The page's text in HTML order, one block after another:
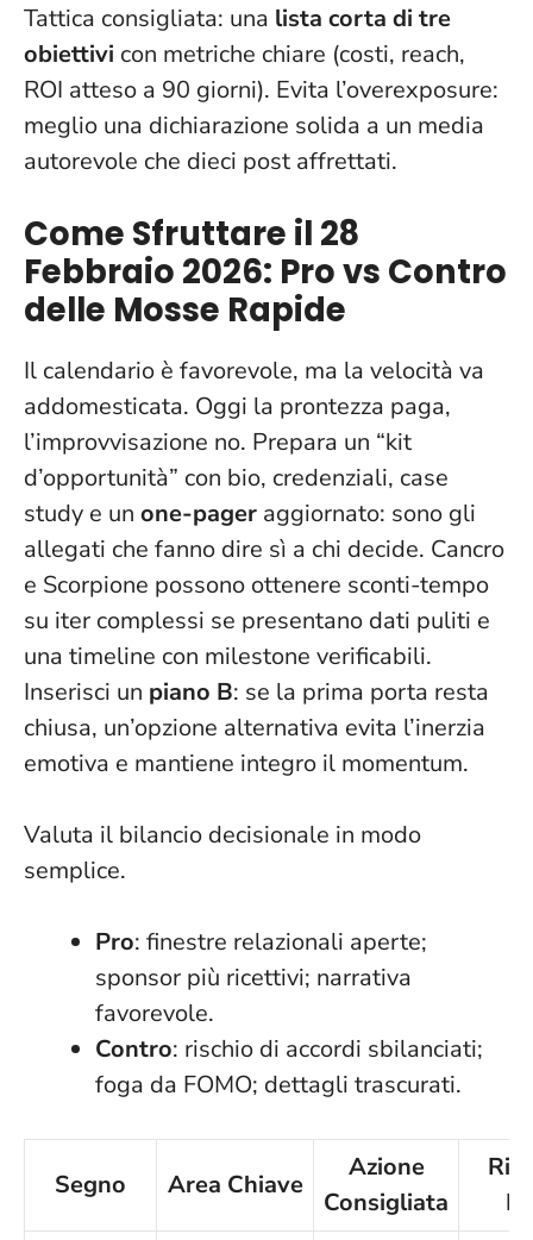
Tattica consigliata: una lista corta di tre
obiettivi con metriche chiare (costi, reach,
ROI atteso a 90 giorni). Evita l’overexposure:
meglio una dichiarazione solida a un media
autorevole che dieci post affrettati.
Come Sfruttare il 28
Febbraio 2026: Pro vs Contro
delle Mosse Rapide
Il calendario è favorevole, ma la velocità va
addomesticata. Oggi la prontezza paga,
l’improvvisazione no. Prepara un “kit
d’opportunità” con bio, credenziali, case
study e un one-pager aggiornato: sono gli
allegati che fanno dire sì a chi decide. Cancro
e Scorpione possono ottenere sconti-tempo
su iter complessi se presentano dati puliti e
una timeline con milestone verificabili.
Inserisci un piano B: se la prima porta resta
chiusa, un’opzione alternativa evita l’inerzia
emotiva e mantiene integro il momentum.
Valuta il bilancio decisionale in modo
semplice.
Pro: finestre relazionali aperte;
sponsor più ricettivi; narrativa
favorevole.
Contro: rischio di accordi sbilanciati;
foga da FOMO; dettagli trascurati.
Segno Area Chiave
Azione
Consigliata